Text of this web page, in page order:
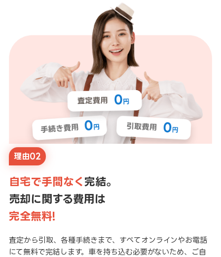
理由02
自宅で手間なく 完結。
売却に関する費用は
完全無料!
査定から引取、各種手続きまで、すべてオンラインやお電話
にて無料で完結します。車を持ち込む必要がないため、ご自